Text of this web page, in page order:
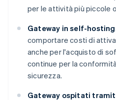
per le attività più piccole
Gateway in self-
comportare costi di
anche per l'acquisto di
continue per la
sicurezza.
Gateway ospitati